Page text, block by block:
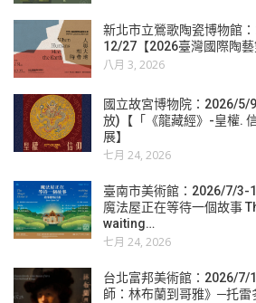
新北市立鶯歌陶瓷博物館
12/27【2026臺灣國際陶藝
八月 3, 2026
國立故宮博物院：2026/
放)【「《龍藏經》-皇權.
展】
七月 24, 2026
臺南市美術館：2026/7/3-
魔法屋正在等待一個故事
waiting…
七月 24, 2026
台北富邦美術館：2026/7/
師：林布蘭到哥雅》─托雷